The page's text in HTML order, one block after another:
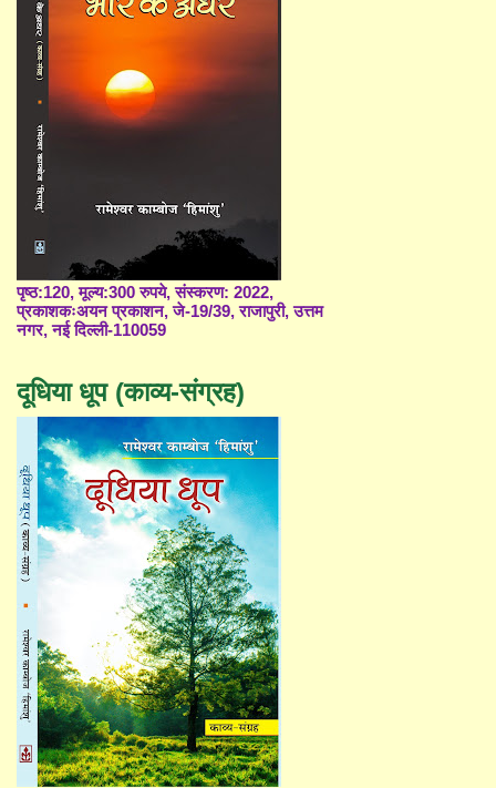
पृष्ठ:120, मूल्य:300 रुपये, संस्करण: 2022,
प्रकाशकःअयन प्रकाशन, जे-19/39, राजापुरी, उत्तम
नगर, नई दिल्ली-110059
दूधिया धूप (काव्य-संग्रह)